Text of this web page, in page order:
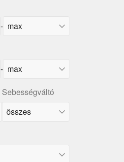
-
-
Sebességváltó